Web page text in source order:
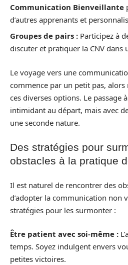
Communication Bienveillante
d’autres apprenants et
Groupes de pairs : Participez à
discuter et pratiquer la CNV dans
Le voyage vers une
commence par un petit pas, alors
ces diverses options. Le passage
intimidant au départ, mais avec
une seconde nature.
Des stratégies pour
obstacles à la pratique
Il est naturel de rencontrer des
d’adopter la communication non
stratégies pour les surmonter :
Être patient avec soi-même :
temps. Soyez indulgent envers
petites victoires.